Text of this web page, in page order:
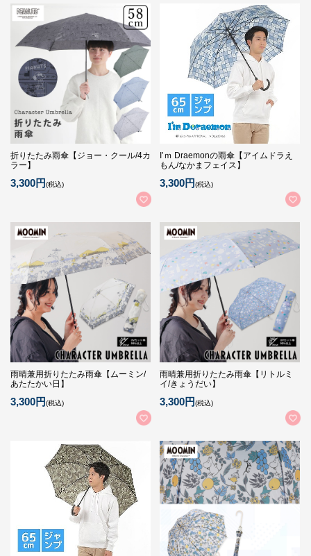
折りたたみ雨傘【ジョー・クール/4カ
ラー】
3,300円(税込)
I’ｍ Draemonの雨傘【アイムドラえ
もん/なかまフェイス】
3,300円(税込)
雨晴兼用折りたたみ雨傘【ムーミン/
あたたかい日】
3,300円(税込)
雨晴兼用折りたたみ雨傘【リトルミ
イ/きょうだい】
3,300円(税込)